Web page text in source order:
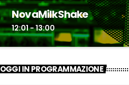
NovaMilkShake
12:01 - 13:00
OGGI IN PROGRAMMAZIONE